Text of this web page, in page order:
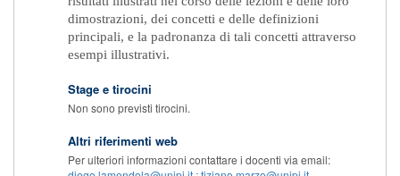
dimostrazioni, dei concetti e delle definizioni
principali, e la padronanza di tali concetti attraverso
esempi illustrativi.
Stage e tirocini
Non sono previsti tirocini.
Altri riferimenti web
Per ulteriori informazioni contattare i docenti via email: